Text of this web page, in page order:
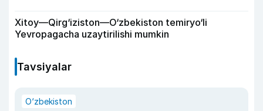
Xitoy—Qirg‘iziston—O‘zbekiston temiryo‘li
Yevropagacha uzaytirilishi mumkin
Tavsiyalar
O‘zbekiston